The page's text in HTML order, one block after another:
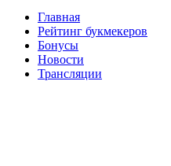
Главная
Рейтинг букмекеров
Бонусы
Новости
Трансляции